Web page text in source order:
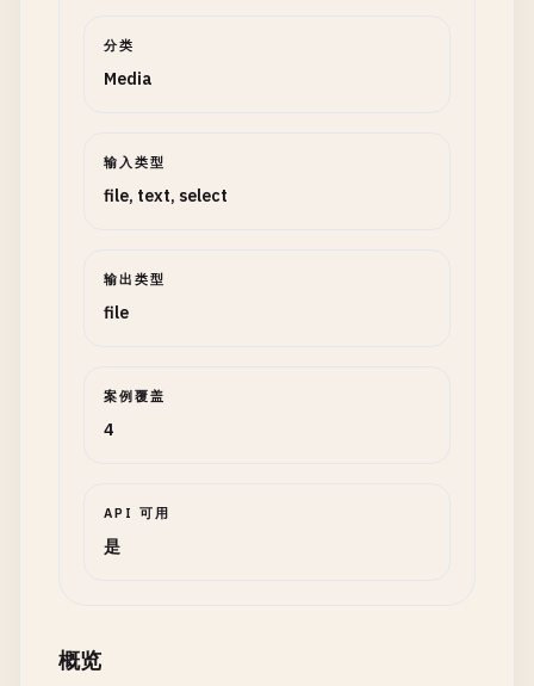
分类
Media
输入类型
file, text, select
输出类型
file
案例覆盖
4
API 可用
是
概览